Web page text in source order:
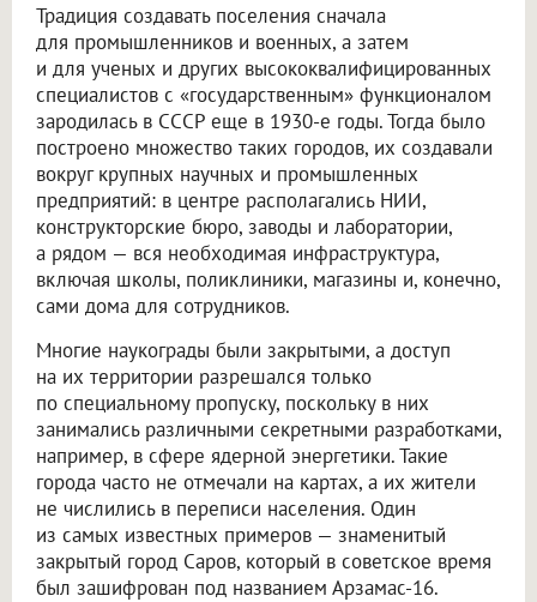
Традиция создавать поселения сначала
для промышленников и военных, а затем
и для ученых и других высококвалифицированных
специалистов с «государственным» функционалом
зародилась в СССР еще в 1930-е годы. Тогда было
построено множество таких городов, их создавали
вокруг крупных научных и промышленных
предприятий: в центре располагались НИИ,
конструкторские бюро, заводы и лаборатории,
а рядом — вся необходимая инфраструктура,
включая школы, поликлиники, магазины и, конечно,
сами дома для сотрудников.
Многие наукограды были закрытыми, а доступ
на их территории разрешался только
по специальному пропуску, поскольку в них
занимались различными секретными разработками,
например, в сфере ядерной энергетики. Такие
города часто не отмечали на картах, а их жители
не числились в переписи населения. Один
из самых известных примеров — знаменитый
закрытый город Саров, который в советское время
был зашифрован под названием Арзамас-16.